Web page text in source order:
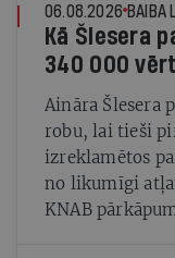
06.08.2026 BAIBA
Kā Šlesera
340 000
Aināra Šlesera
robu, lai tieši
izreklamētos
no likumīgi
KNAB